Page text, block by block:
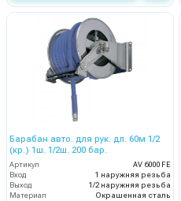
Барабан авто. для рук. дл. 60м 1/2
(кр.) 1ш. 1/2ш. 200 бар.
Артикул
AV 6000 FE
Вход
1 наружняя резьба
Выход
1/2 наружняя резьба
Материал
Окрашенная сталь